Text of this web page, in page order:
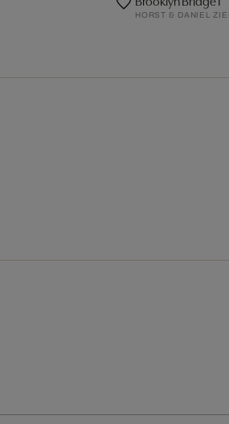
HORST & DANIEL